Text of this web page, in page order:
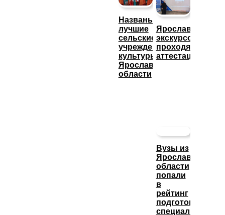
Названы
лучшие
сельские
учреждения
культуры
Ярославской
области
Ярославские
экскурсоводы
проходят
аттестацию
Вузы из
Ярославской
области
попали
в
рейтинг
подготовки
специалистов